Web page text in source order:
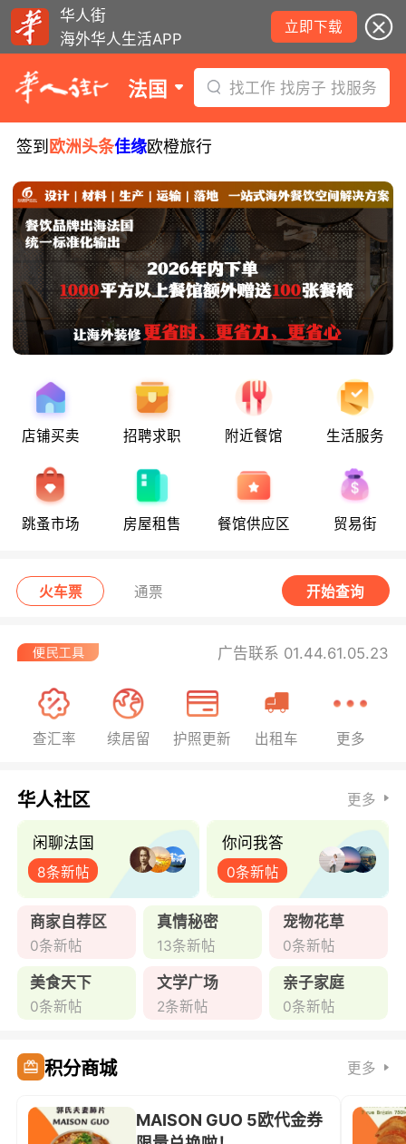
华人街
海外华人生活APP
立即下载
法国 找工作 找房子 找服务
签到 欧洲头条佳缘欧橙旅行
店铺买卖 招聘求职 附近餐馆 生活服务
跳蚤市场 房屋租售 餐馆供应区 贸易街
火车票 通票 开始查询
广告联系 01.44.61.05.23
查汇率 续居留 护照更新 出租车 更多
华人社区 更多
闲聊法国
8条新帖
你问我答
0条新帖
商家自荐区
0条新帖
真情秘密
13条新帖
宠物花草
0条新帖
美食天下
0条新帖
文学广场
2条新帖
亲子家庭
0条新帖
积分商城 更多
MAISON GUO 5欧代金券